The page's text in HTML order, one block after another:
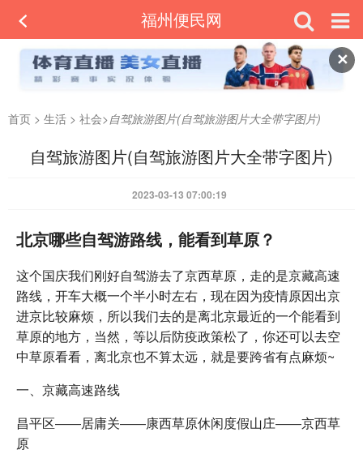
✕
福州便民网
首页 > 生活 > 社会>自驾旅游图片(自驾旅游图片大全带字图片)
自驾旅游图片(自驾旅游图片大全带字图片)
2023-03-13 07:00:19
北京哪些自驾游路线，能看到草原？
这个国庆我们刚好自驾游去了京西草原，走的是京藏高速
路线，开车大概一个半小时左右，现在因为疫情原因出京
进京比较麻烦，所以我们去的是离北京最近的一个能看到
草原的地方，当然，等以后防疫政策松了，你还可以去空
中草原看看，离北京也不算太远，就是要跨省有点麻烦~
一、京藏高速路线
昌平区——居庸关——康西草原休闲度假山庄——京西草
原